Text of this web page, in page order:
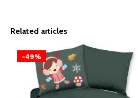
Related articles
-49%